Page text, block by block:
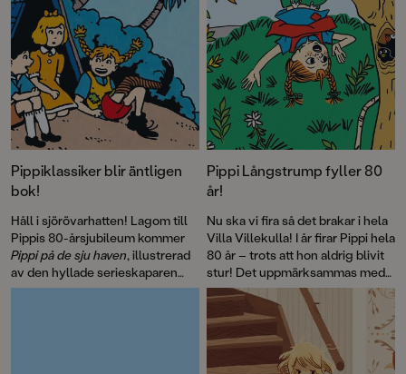
Pippiklassiker blir äntligen
bok!
Håll i sjörövarhatten! Lagom till
Pippis 80-årsjubileum kommer
Pippi på de sju haven, illustrerad
av den hyllade serieskaparen
Fabian Göranson. Astrid
Pippi Långstrump fyller 80
år!
Nu ska vi fira så det brakar i hela
Villa Villekulla! I år firar Pippi hela
80 år – trots att hon aldrig blivit
stur! Det uppmärksammas med
flera böcker, däribland David
Känner du Astrid
Lindgrenoch en
genomillustrerad version av
Pippi på de sju haven.